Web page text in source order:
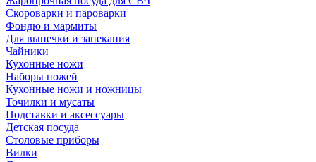
Скороварки и пароварки
Фондю и мармиты
Для выпечки и запекания
Чайники
Кухонные ножи
Наборы ножей
Кухонные ножи и ножницы
Точилки и мусаты
Подставки и аксессуары
Детская посуда
Столовые приборы
Вилки